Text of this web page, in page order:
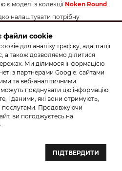
є моделі з колекції Noken Round.
налаштувати потрібну
Мають кнопку з обмеженням
опіків. Термостати мають
дизайн інтер’єру.
змішувача в душі – 100-130 см
моделей, ми
лійкою: «
не обов’язково тримати
посудину – легко! Для кухні зі
файли cookie
для аналізу трафіку, адаптації
а також дозволяємо ділитися
Ми ділимося інформацією
з партнерами Google: сайтами
та веб-аналітичними
поєднувати цю інформацію
і даними, які вони отримують,
послугами. Продовжуючи
ви погоджуєтесь на
ПІДТВЕРДИТИ